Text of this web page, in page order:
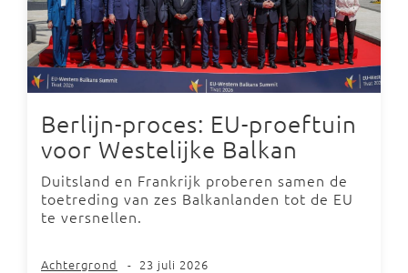
Berlijn-proces: EU-proeftuin
voor Westelijke Balkan
Duitsland en Frankrijk proberen samen de
toetreding van zes Balkanlanden tot de EU
te versnellen.
Achtergrond - 23 juli 2026